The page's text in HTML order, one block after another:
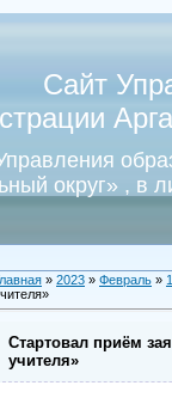
Сайт
округ» , в
» 2023 » Февраль »
Стартовал приём
учителя»